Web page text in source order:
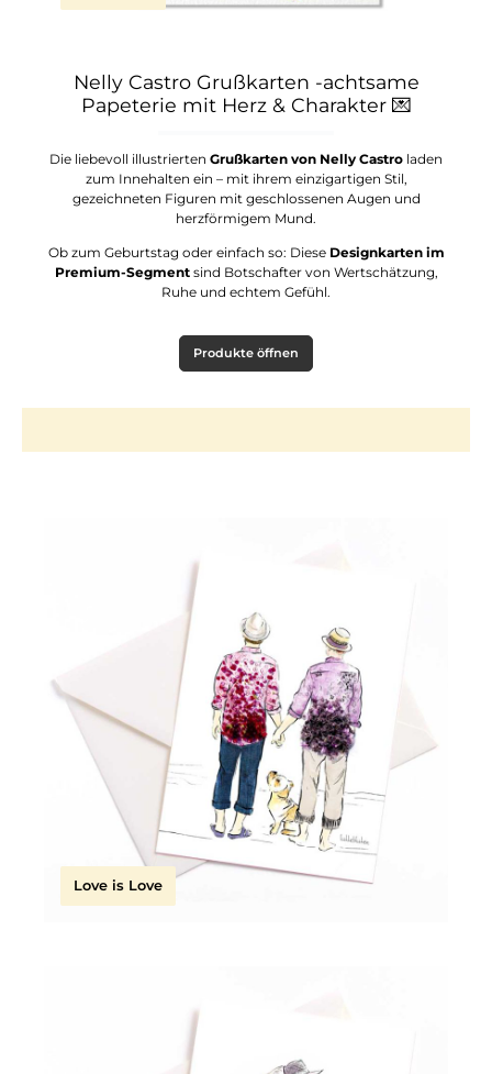
Nelly Castro Grußkarten -achtsame
Papeterie mit Herz & Charakter 💌
Die liebevoll illustrierten Grußkarten von Nelly Castro laden
zum Innehalten ein – mit ihrem einzigartigen Stil,
gezeichneten Figuren mit geschlossenen Augen und
herzförmigem Mund.
Ob zum Geburtstag oder einfach so: Diese Designkarten im
Premium-Segmentsind Botschafter von Wertschätzung,
Ruhe und echtem Gefühl.
Produkte öffnen
Love is Love